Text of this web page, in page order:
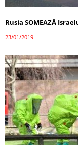
Rusia SOMEAZĂ
23/01/2019